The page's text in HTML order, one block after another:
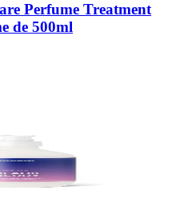
Perfume Treatment
de 500ml